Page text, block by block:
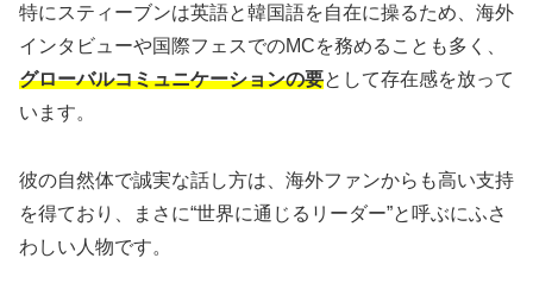
特にスティーブンは英語と韓国語を自在に操るため、海外
インタビューや国際フェスでのMCを務めることも多く、
グローバルコミュニケーションの要として存在感を放って
います。
彼の自然体で誠実な話し方は、海外ファンからも高い支持
を得ており、まさに“世界に通じるリーダー”と呼ぶにふさ
わしい人物です。